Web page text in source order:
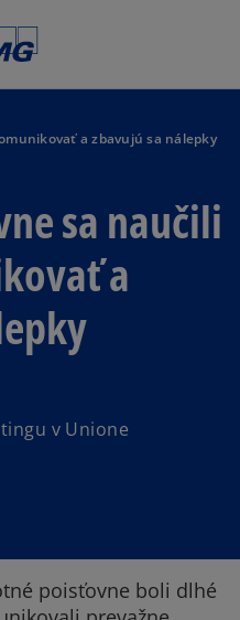
a zbavujú sa nálepky
sa naučili
a
v Unione
poisťovne boli dlhé